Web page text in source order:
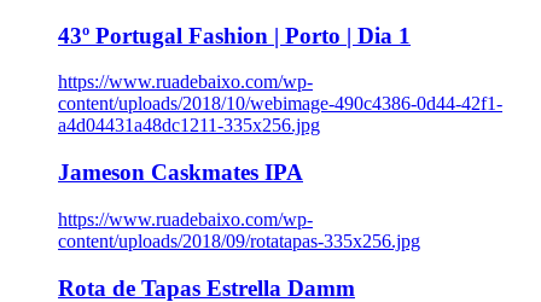
43º Portugal Fashion | Porto | Dia 1
https://www.ruadebaixo.com/wp-
content/uploads/2018/10/webimage-490c4386-0d44-42f1-
a4d04431a48dc1211-335x256.jpg
Jameson Caskmates IPA
https://www.ruadebaixo.com/wp-
content/uploads/2018/09/rotatapas-335x256.jpg
Rota de Tapas Estrella Damm